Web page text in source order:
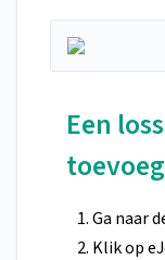
Een
Ga naar
Klik op